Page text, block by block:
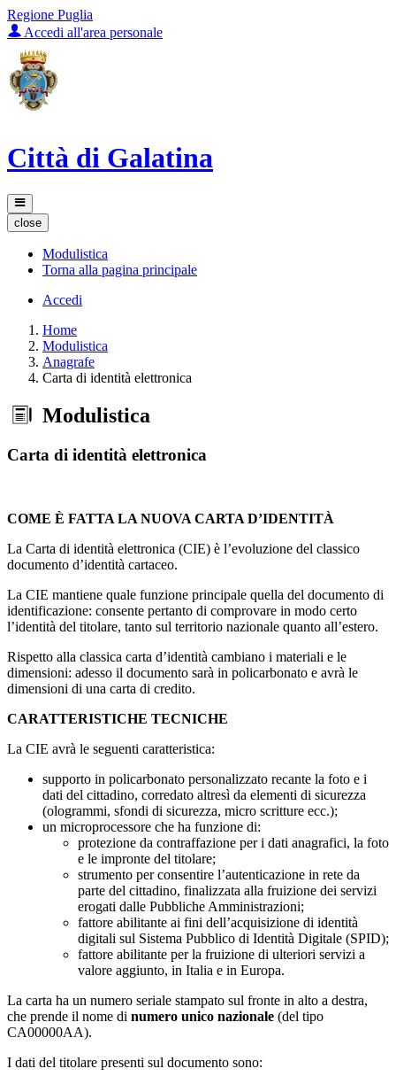
Regione Puglia
Accedi all'area personale
Città di Galatina
close
Modulistica
Torna alla pagina principale
Accedi
Home
Modulistica
Anagrafe
Carta di identità elettronica
Modulistica
Carta di identità elettronica
COME È FATTA LA NUOVA CARTA D’IDENTITÀ
La Carta di identità elettronica (CIE) è l’evoluzione del classico
documento d’identità cartaceo.
La CIE mantiene quale funzione principale quella del documento di
identificazione: consente pertanto di comprovare in modo certo
l’identità del titolare, tanto sul territorio nazionale quanto all’estero.
Rispetto alla classica carta d’identità cambiano i materiali e le
dimensioni: adesso il documento sarà in policarbonato e avrà le
dimensioni di una carta di credito.
CARATTERISTICHE TECNICHE
La CIE avrà le seguenti caratteristica:
supporto in policarbonato personalizzato recante la foto e i
dati del cittadino, corredato altresì da elementi di sicurezza
(ologrammi, sfondi di sicurezza, micro scritture ecc.);
un microprocessore che ha funzione di:
protezione da contraffazione per i dati anagrafici, la foto
e le impronte del titolare;
strumento per consentire l’autenticazione in rete da
parte del cittadino, finalizzata alla fruizione dei servizi
erogati dalle Pubbliche Amministrazioni;
fattore abilitante ai fini dell’acquisizione di identità
digitali sul Sistema Pubblico di Identità Digitale (SPID);
fattore abilitante per la fruizione di ulteriori servizi a
valore aggiunto, in Italia e in Europa.
La carta ha un numero seriale stampato sul fronte in alto a destra,
che prende il nome di numero unico nazionale (del tipo
CA00000AA).
I dati del titolare presenti sul documento sono: